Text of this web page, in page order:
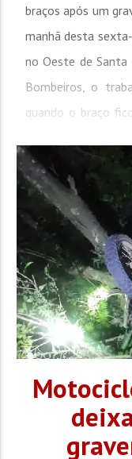
braços após um
manhã desta
no Oeste de Santa
Bombeiros, o
quando o braço
foram acionados